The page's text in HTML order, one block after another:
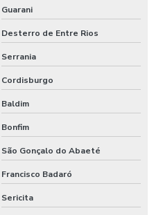
Guarani
Desterro de Entre Rios
Serrania
Cordisburgo
Baldim
Bonfim
São Gonçalo do Abaeté
Francisco Badaró
Sericita